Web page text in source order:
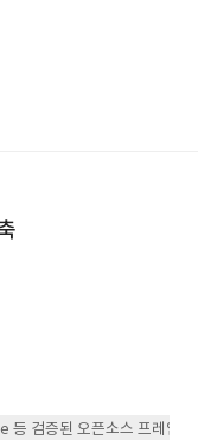
검증된 오픈소스 프레임워